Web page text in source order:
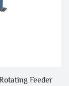
Feeder